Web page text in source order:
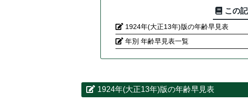
この
1924年(大正13年)版の年齢早見表
年別 年齢早見表一覧
1924年(大正13年)版の年齢早見表